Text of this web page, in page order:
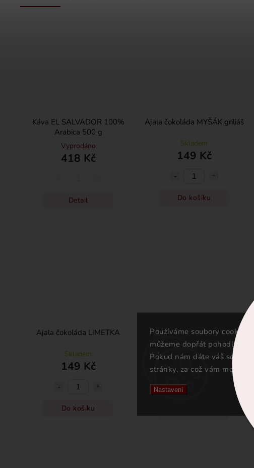
Používáme soubory
můžeme dopřát pohodlné
Pokud nám dáte váš
stránky, za což vám moc
Nastavení
Káva EL SALVADOR 100%
Arabica 500 g
Vyprodáno
418 Kč
Detail
Ajala čokoláda MYŠÁK griliáš
Skladem
149 Kč
Do košíku
Ajala čokoláda LIMETKA
Skladem
149 Kč
Do košíku
Káva INTENSIVE 100%
Arabica 250g
Skladem
278 Kč